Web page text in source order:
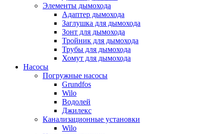
Элементы дымохода
Адаптер дымохода
Заглушка для дымохода
Зонт для дымохода
Тройник для дымохода
Трубы для дымохода
Хомут для дымохода
Насосы
Погружные насосы
Grundfos
Wilo
Водолей
Джилекс
Канализационные установки
Wilo